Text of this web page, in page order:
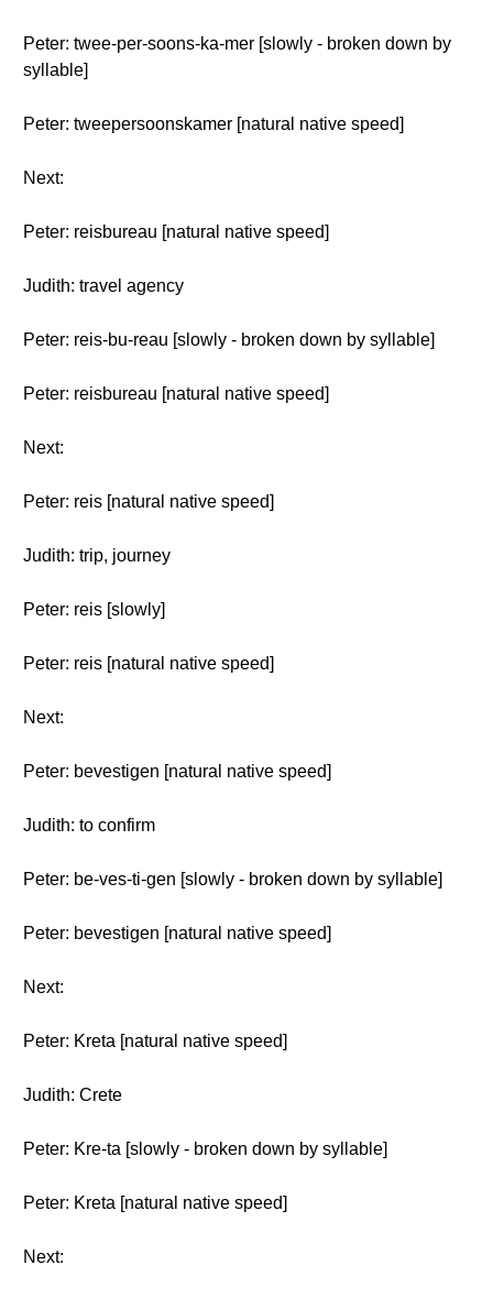
Peter: twee-per-soons-ka-mer [slowly - broken down by
syllable]
Peter: tweepersoonskamer [natural native speed]
Next:
Peter: reisbureau [natural native speed]
Judith: travel agency
Peter: reis-bu-reau [slowly - broken down by syllable]
Peter: reisbureau [natural native speed]
Next:
Peter: reis [natural native speed]
Judith: trip, journey
Peter: reis [slowly]
Peter: reis [natural native speed]
Next:
Peter: bevestigen [natural native speed]
Judith: to confirm
Peter: be-ves-ti-gen [slowly - broken down by syllable]
Peter: bevestigen [natural native speed]
Next:
Peter: Kreta [natural native speed]
Judith: Crete
Peter: Kre-ta [slowly - broken down by syllable]
Peter: Kreta [natural native speed]
Next: